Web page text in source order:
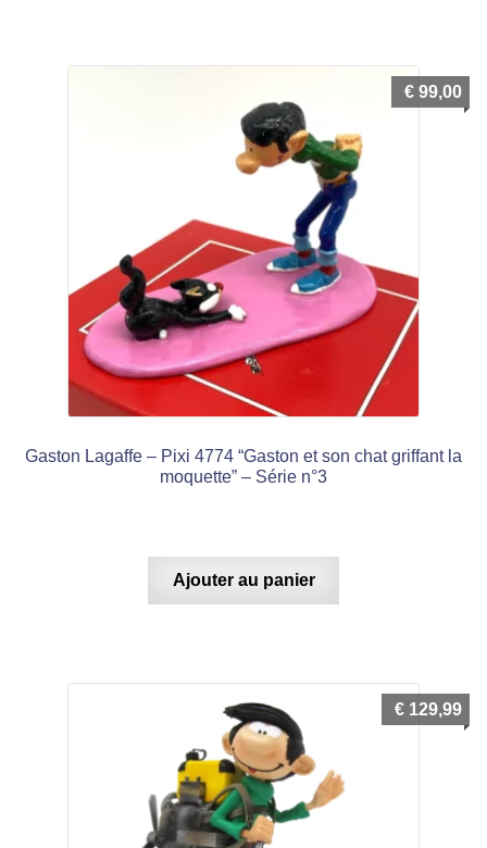
Gaston Lagaffe – Pixi 4774 “Gaston et son chat griffant la
moquette” – Série n°3
€ 99,00
Ajouter au panier
€ 129,99